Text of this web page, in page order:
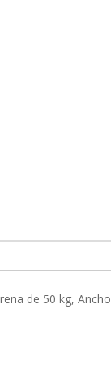
de 50 kg,